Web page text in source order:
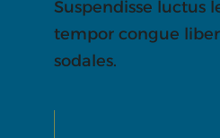
Suspendisse luctus
tempor congue
sodales.